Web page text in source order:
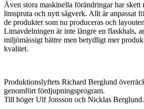
Även stora maskinella förändringar har
limspruta och nytt sågverk. Allt är anpassat
de produkter som nu produceras och
Limavdelningen är inte längre en flaskhals,
miljömässigt bättre men betydligt mer
kvalitet.
Produktionslyftets Richard Berglund
genomfört fördjupningsprogram.
Till höger Ulf Jonsson och Nicklas Berglund.